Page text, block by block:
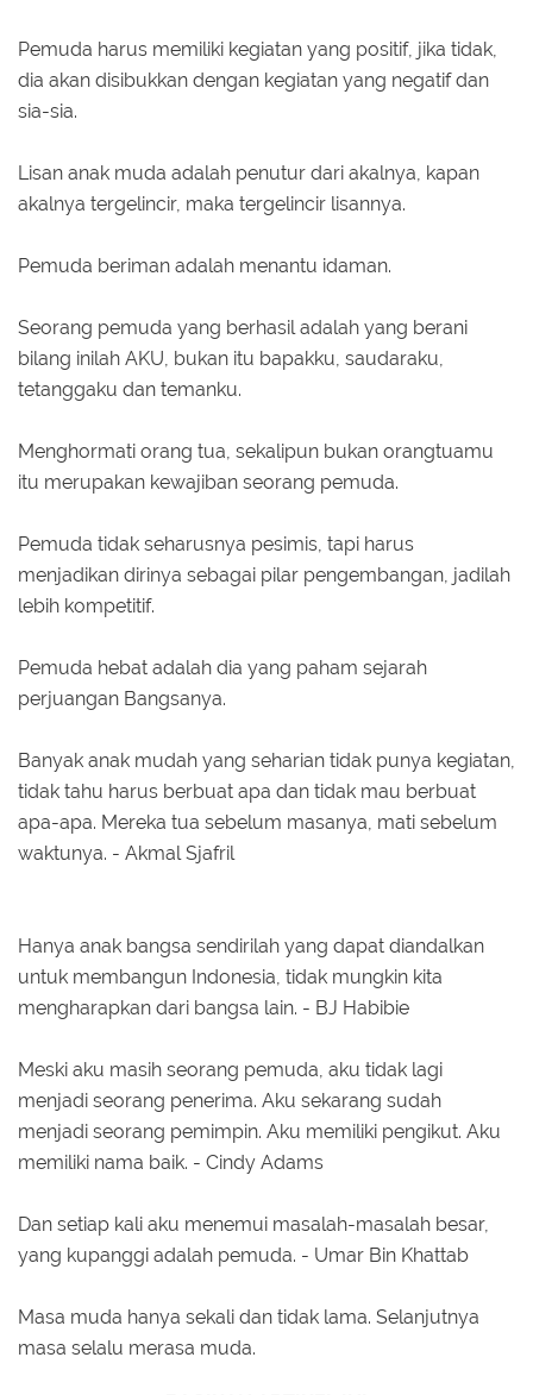
Pemuda harus memiliki kegiatan yang positif, jika tidak,
dia akan disibukkan dengan kegiatan yang negatif dan
sia-sia.
Lisan anak muda adalah penutur dari akalnya, kapan
akalnya tergelincir, maka tergelincir lisannya.
Pemuda beriman adalah menantu idaman.
Seorang pemuda yang berhasil adalah yang berani
bilang inilah AKU, bukan itu bapakku, saudaraku,
tetanggaku dan temanku.
Menghormati orang tua, sekalipun bukan orangtuamu
itu merupakan kewajiban seorang pemuda.
Pemuda tidak seharusnya pesimis, tapi harus
menjadikan dirinya sebagai pilar pengembangan, jadilah
lebih kompetitif.
Pemuda hebat adalah dia yang paham sejarah
perjuangan Bangsanya.
Banyak anak mudah yang seharian tidak punya kegiatan,
tidak tahu harus berbuat apa dan tidak mau berbuat
apa-apa. Mereka tua sebelum masanya, mati sebelum
waktunya. - Akmal Sjafril
Hanya anak bangsa sendirilah yang dapat diandalkan
untuk membangun Indonesia, tidak mungkin kita
mengharapkan dari bangsa lain. - BJ Habibie
Meski aku masih seorang pemuda, aku tidak lagi
menjadi seorang penerima. Aku sekarang sudah
menjadi seorang pemimpin. Aku memiliki pengikut. Aku
memiliki nama baik. - Cindy Adams
Dan setiap kali aku menemui masalah-masalah besar,
yang kupanggi adalah pemuda. - Umar Bin Khattab
Masa muda hanya sekali dan tidak lama. Selanjutnya
masa selalu merasa muda.